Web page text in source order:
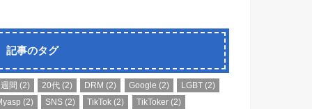
記事のタグ
間 (2) 20代 (2) DRM (2) Google (2) LGBT(2)
(2) SNS (2) TikTok (2) TikToker(2)